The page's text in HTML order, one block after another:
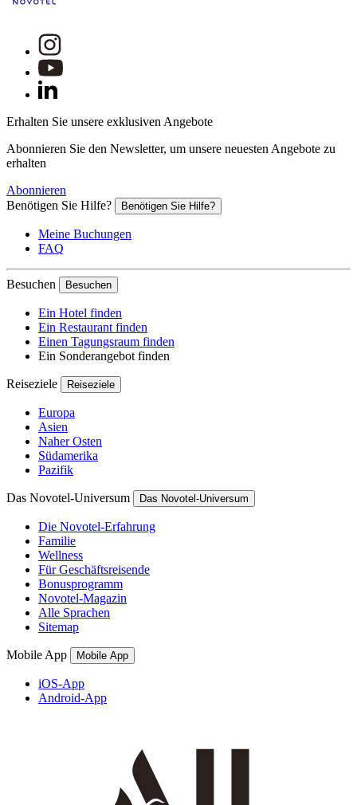
Erhalten Sie unsere exklusiven Angebote
Abonnieren Sie den Newsletter, um unsere neuesten Angebote zu
erhalten
Abonnieren
Benötigen Sie Hilfe?
Benötigen Sie Hilfe?
Meine Buchungen
FAQ
Besuchen Besuchen
Ein Hotel finden
Ein Restaurant finden
Einen Tagungsraum finden
Ein Sonderangebot finden
Reiseziele Reiseziele
Europa
Asien
Naher Osten
Südamerika
Pazifik
Das Novotel-Universum Das Novotel-Universum
Die Novotel-Erfahrung
Familie
Wellness
Für Geschäftsreisende
Bonusprogramm
Novotel-Magazin
Alle Sprachen
Sitemap
Mobile App Mobile App
iOS-App
Android-App